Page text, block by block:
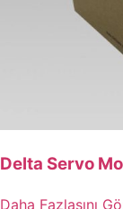
Delta Servo
Daha Fazlasını